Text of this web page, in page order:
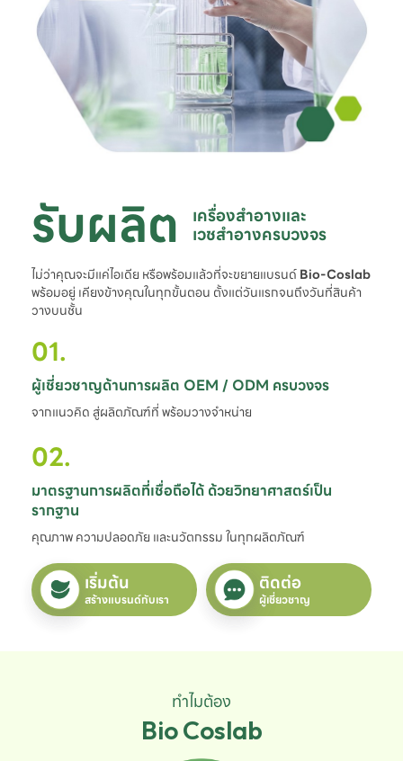
รับผลิต เครื่องสำอางและ
เวชสำอางครบวงจร
ไม่ว่าคุณจะมีแค่ไอเดีย หรือพร้อมแล้วที่จะขยายแบรนด์Bio-Coslab
พร้อมอยู่ เคียงข้างคุณในทุกขั้นตอน ตั้งแต่วันแรกจนถึงวันที่สินค้า
วางบนชั้น
01.
ผู้เชี่ยวชาญด้านการผลิต OEM / ODM ครบวงจร
จากแนวคิด สู่ผลิตภัณฑ์ที่ พร้อมวางจำหน่าย
02.
มาตรฐานการผลิตที่เชื่อถือได้ ด้วยวิทยาศาสตร์เป็น
รากฐาน
คุณภาพ ความปลอดภัย และนวัตกรรม ในทุกผลิตภัณฑ์
เริ่มต้น
สร้างแบรนด์กับเรา
ติดต่อ
ผู้เชี่ยวชาญ
ทำไมต้อง
Bio Coslab